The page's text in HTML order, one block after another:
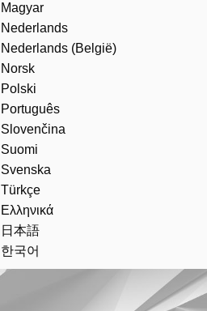
Magyar
Nederlands
Nederlands (België)
Norsk
Polski
Português
Slovenčina
Suomi
Svenska
Türkçe
Ελληνικά
日本語
한국어